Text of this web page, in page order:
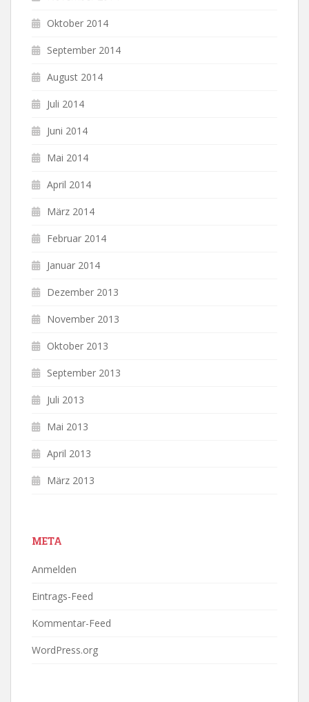
Oktober 2014
September 2014
August 2014
Juli 2014
Juni 2014
Mai 2014
April 2014
März 2014
Februar 2014
Januar 2014
Dezember 2013
November 2013
Oktober 2013
September 2013
Juli 2013
Mai 2013
April 2013
März 2013
META
Anmelden
Eintrags-Feed
Kommentar-Feed
WordPress.org